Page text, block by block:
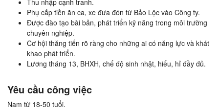
Thu nhập cạnh tranh.
Phụ cấp tiền ăn ca, xe đưa đón từ Bảo Lộc vào Công ty.
Được đào tạo bài bản, phát triển kỹ năng trong môi trường
chuyên nghiệp.
Cơ hội thăng tiến rõ ràng cho những ai có năng lực và khát
khao phát triển.
Lương tháng 13, BHXH, chế độ sinh nhật, hiếu, hỉ đầy đủ.
Yêu cầu công việc
Nam từ 18-50 tuổi.